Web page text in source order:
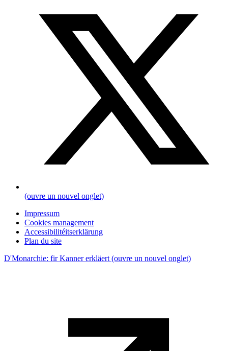
(ouvre un nouvel onglet)
Impressum
Cookies management
Accessibilitéitserklärung
Plan du site
D'Monarchie: fir Kanner erkläert (ouvre un nouvel onglet)